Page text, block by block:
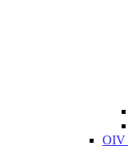
OIV